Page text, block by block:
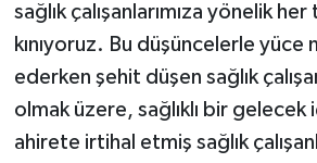
sağlık çalışanlarımıza yönelik
kınıyoruz. Bu düşüncelerle yüce
ederken şehit düşen sağlık
olmak üzere, sağlıklı bir gelecek
ahirete irtihal etmiş sağlık